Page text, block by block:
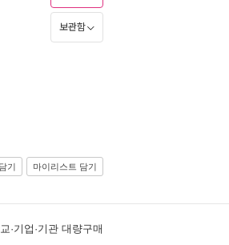
보관함
기 마이리스트 담기
·기업·기관 대량구매